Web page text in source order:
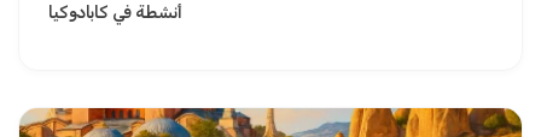
أنشطة في كابادوكيا